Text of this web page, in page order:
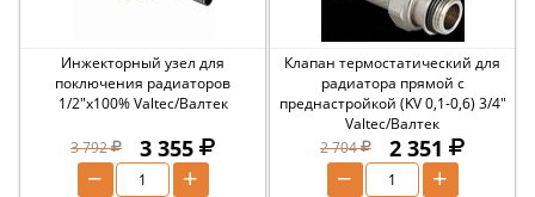
Инжекторный узел для
поключения радиаторов
1/2"х100% Valtec/Валтек
3 792 3 355
+
−
Клапан термостатический для
радиатора прямой с
преднастройкой (KV 0,1-0,6) 3/4"
Valtec/Валтек
2 704
2 351
+
−